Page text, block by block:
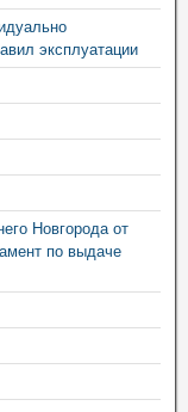
эксплуатации
Новгорода от
по выдаче